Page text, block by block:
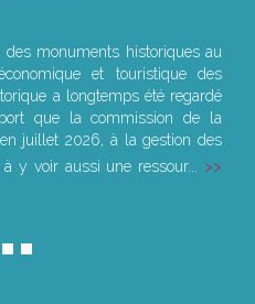
des monuments historiques au
et touristique des
a longtemps été regardé
que la commission de la
juillet 2026, à la gestion des
y voir aussi une ressour...